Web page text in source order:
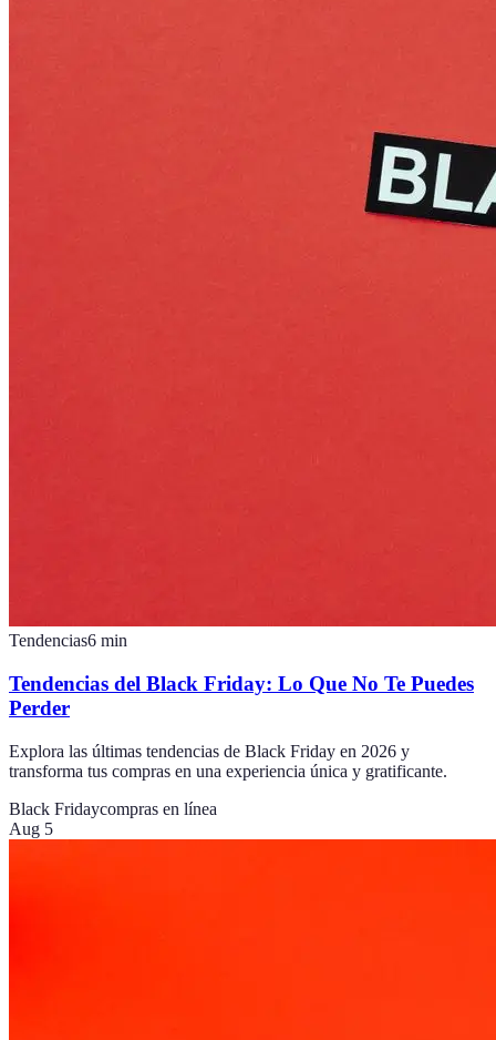
Tendencias6 min
Tendencias del Black Friday: Lo Que No Te Puedes
Perder
Explora las últimas tendencias de Black Friday en 2026 y
transforma tus compras en una experiencia única y gratificante.
Black Fridaycompras en línea
Aug 5